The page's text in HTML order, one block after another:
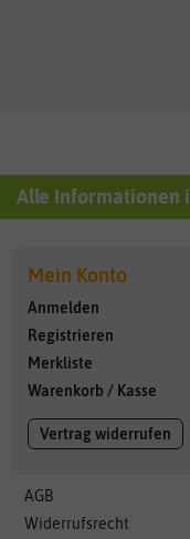
Alle Informationen
Mein Konto
Anmelden
Registrieren
Merkliste
Warenkorb / Kasse
Vertrag widerrufen
AGB
Widerrufsrecht